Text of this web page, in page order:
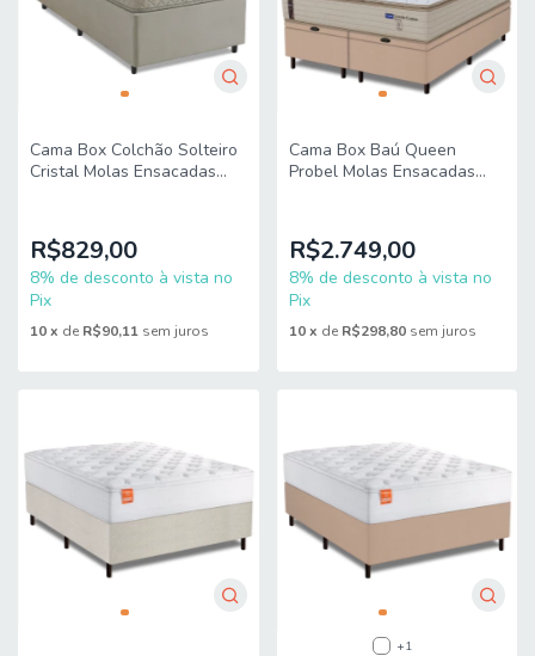
Cama Box Colchão Solteiro
Cristal Molas Ensacadas
R$829,00
8% de desconto à vista no
Pix
10x de R$90,11 sem juros
Cama Box Baú Queen
Probel Molas Ensacadas
Branco/Bege
R$2.749,00
8% de desconto à vista no
Pix
10 x de R$298,80 sem juros
+1